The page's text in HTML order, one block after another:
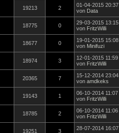
19213 2
01-04-2015 20:37
von Data
18775 0
29-03-2015 13:15
von FritzWilli
18677 0
19-01-2015 15:08
von Minifuzi
18974 3
12-01-2015 11:59
von FritzWilli
20365 7
15-12-2014 23:04
von amdkeks
19143 1
06-10-2014 11:07
von FritzWilli
18785 2
06-10-2014 11:06
von FritzWilli
19251 3
28-07-2014 16:07